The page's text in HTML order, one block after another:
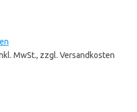
MwSt., zzgl. Versandkosten